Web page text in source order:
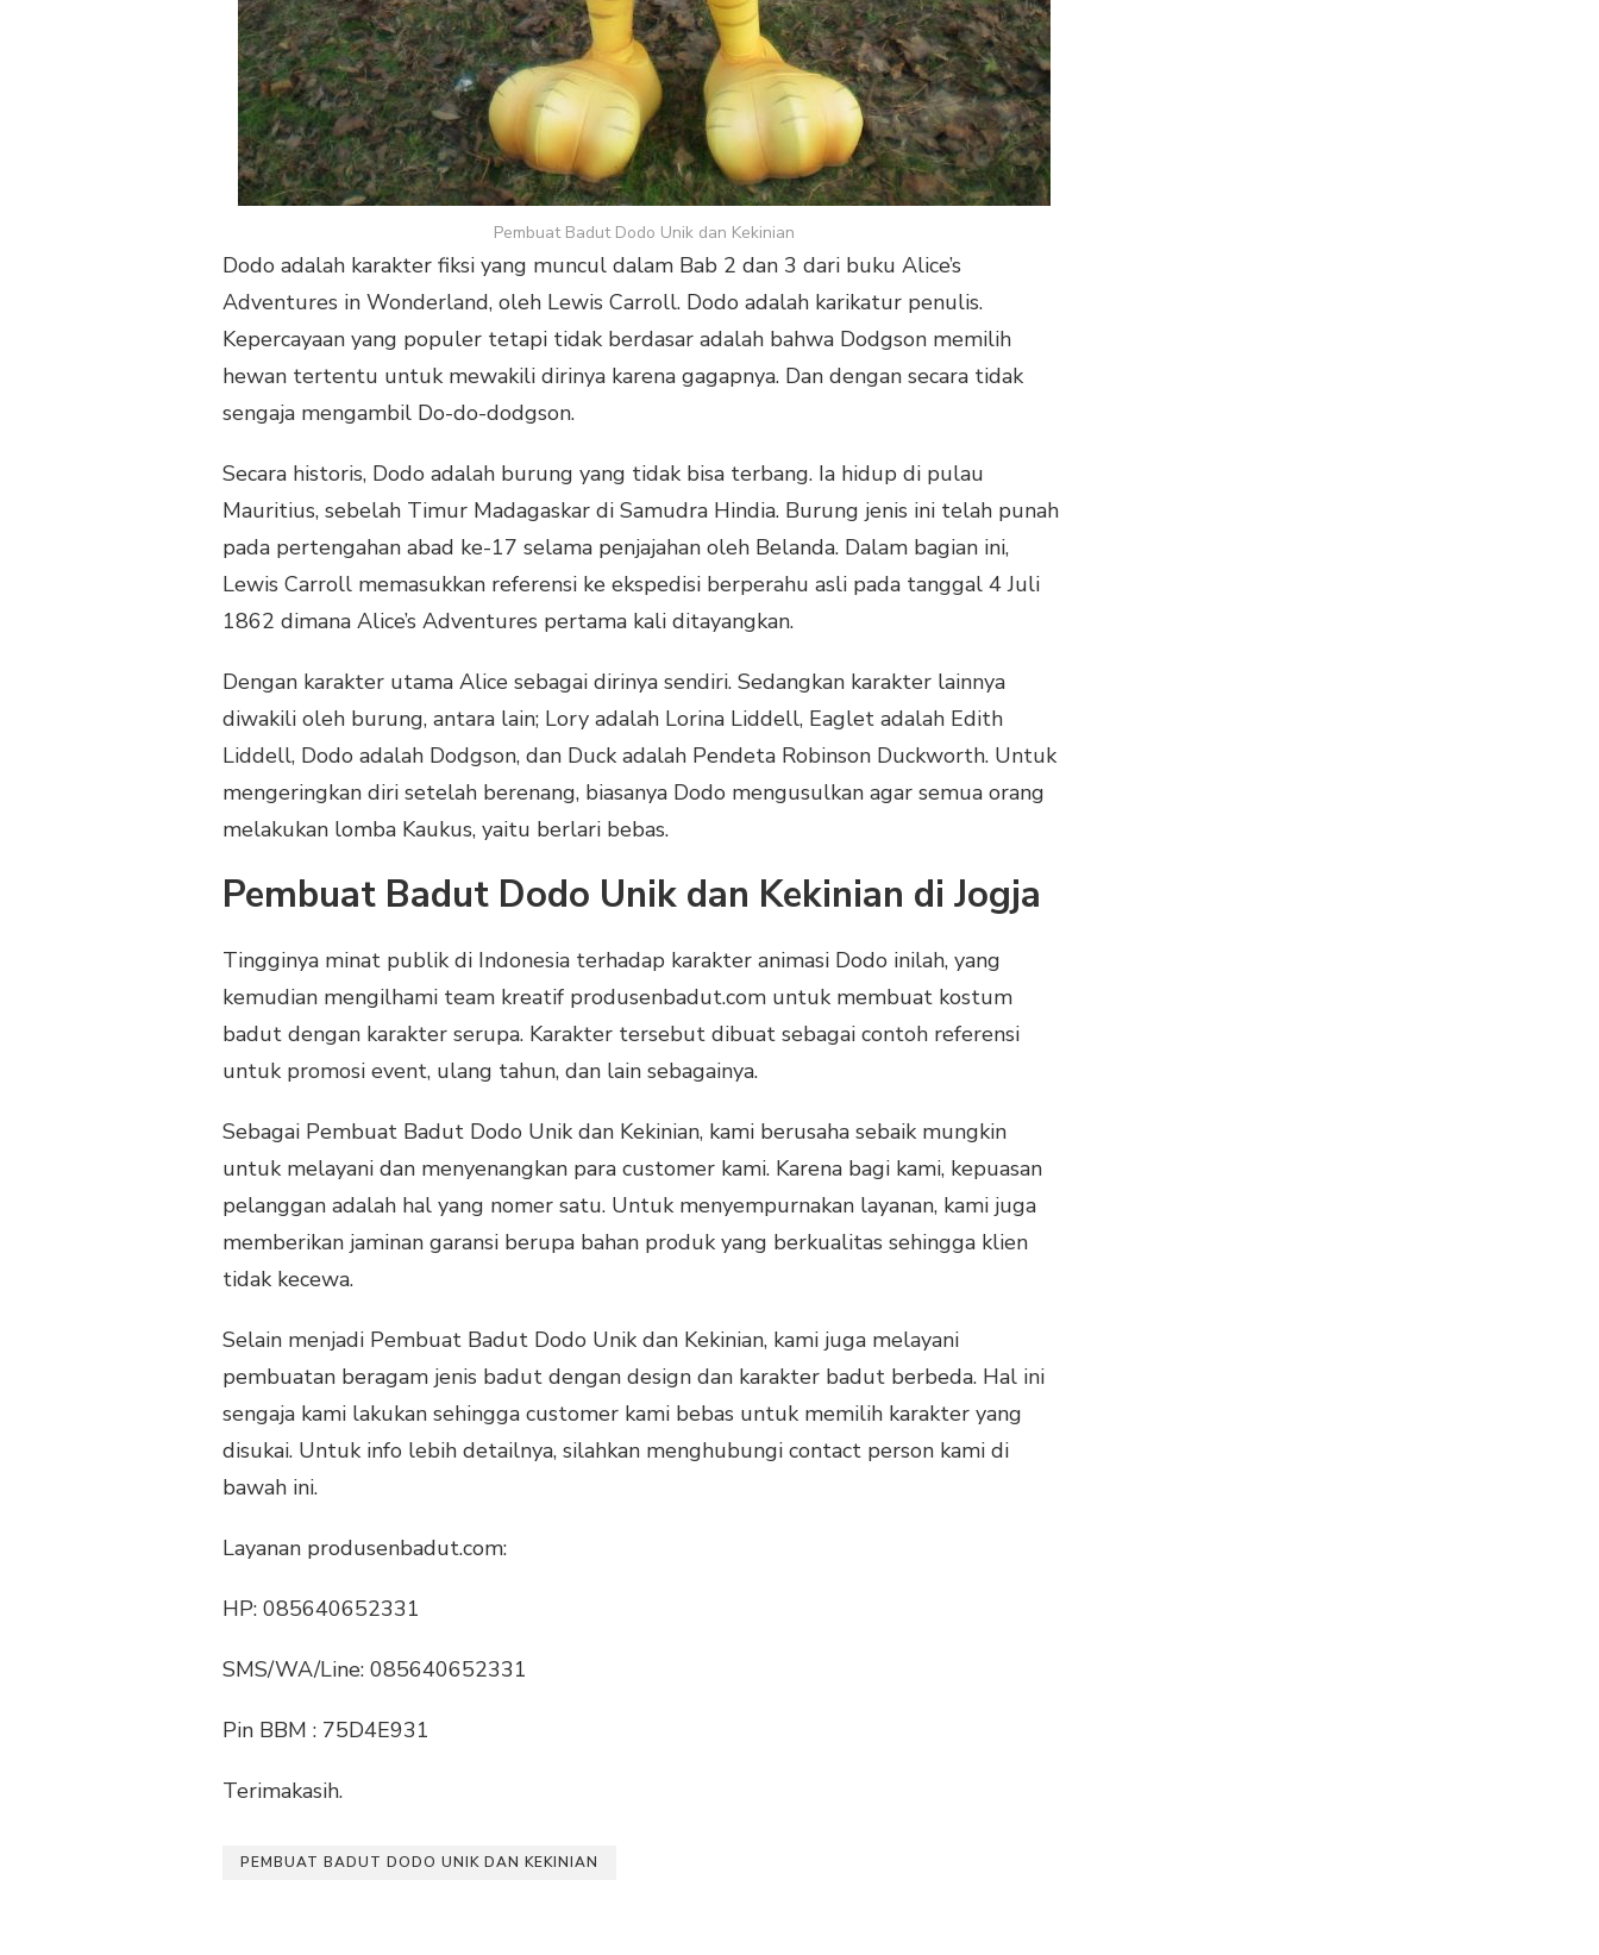
Pembuat Badut Dodo Unik dan Kekinian
Dodo adalah karakter fiksi yang muncul dalam Bab 2 dan 3 dari buku Alice’s
Adventures in Wonderland, oleh Lewis Carroll. Dodo adalah karikatur penulis.
Kepercayaan yang populer tetapi tidak berdasar adalah bahwa Dodgson memilih
hewan tertentu untuk mewakili dirinya karena gagapnya. Dan dengan secara tidak
sengaja mengambil Do-do-dodgson.
Secara historis, Dodo adalah burung yang tidak bisa terbang. Ia hidup di pulau
Mauritius, sebelah Timur Madagaskar di Samudra Hindia. Burung jenis ini telah punah
pada pertengahan abad ke-17 selama penjajahan oleh Belanda. Dalam bagian ini,
Lewis Carroll memasukkan referensi ke ekspedisi berperahu asli pada tanggal 4 Juli
1862 dimana Alice’s Adventures pertama kali ditayangkan.
Dengan karakter utama Alice sebagai dirinya sendiri. Sedangkan karakter lainnya
diwakili oleh burung, antara lain; Lory adalah Lorina Liddell, Eaglet adalah Edith
Liddell, Dodo adalah Dodgson, dan Duck adalah Pendeta Robinson Duckworth. Untuk
mengeringkan diri setelah berenang, biasanya Dodo mengusulkan agar semua orang
melakukan lomba Kaukus, yaitu berlari bebas.
Pembuat Badut Dodo Unik dan Kekinian di Jogja
Tingginya minat publik di Indonesia terhadap karakter animasi Dodo inilah, yang
kemudian mengilhami team kreatif produsenbadut.com untuk membuat kostum
badut dengan karakter serupa. Karakter tersebut dibuat sebagai contoh referensi
untuk promosi event, ulang tahun, dan lain sebagainya.
Sebagai Pembuat Badut Dodo Unik dan Kekinian, kami berusaha sebaik mungkin
untuk melayani dan menyenangkan para customer kami. Karena bagi kami, kepuasan
pelanggan adalah hal yang nomer satu. Untuk menyempurnakan layanan, kami juga
memberikan jaminan garansi berupa bahan produk yang berkualitas sehingga klien
tidak kecewa.
Selain menjadi Pembuat Badut Dodo Unik dan Kekinian, kami juga melayani
pembuatan beragam jenis badut dengan design dan karakter badut berbeda. Hal ini
sengaja kami lakukan sehingga customer kami bebas untuk memilih karakter yang
disukai. Untuk info lebih detailnya, silahkan menghubungi contact person kami di
bawah ini.
Layanan produsenbadut.com:
HP: 085640652331
SMS/WA/Line: 085640652331
Pin BBM : 75D4E931
Terimakasih.
PEMBUAT BADUT DODO UNIK DAN KEKINIAN